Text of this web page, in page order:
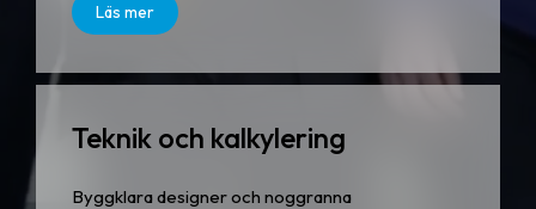
Läs mer
Teknik och kalkylering
Byggklara designer och noggranna